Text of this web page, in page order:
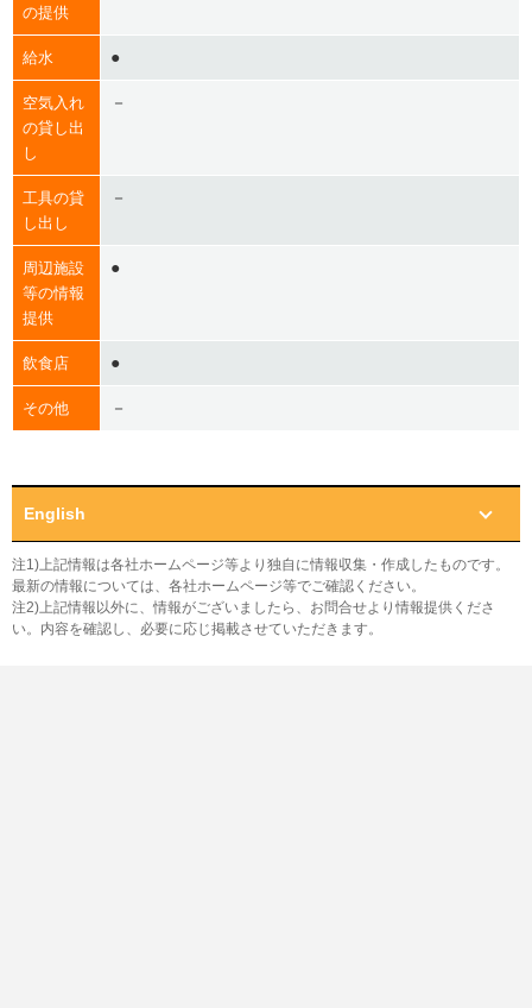
の提供
給水 ●
空気入れ
の貸し出
し
－
工具の貸
し出し
－
周辺施設
等の情報
提供
●
飲食店 ●
その他 －
English
注1)上記情報は各社ホームページ等より独自に情報収集・作成したものです。
最新の情報については、各社ホームページ等でご確認ください。
注2)上記情報以外に、情報がございましたら、お問合せより情報提供くださ
い。内容を確認し、必要に応じ掲載させていただきます。